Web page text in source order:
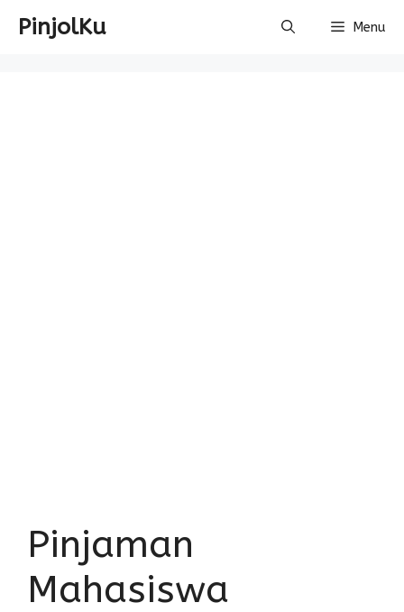
PinjolKu Menu
Pinjaman
Mahasiswa